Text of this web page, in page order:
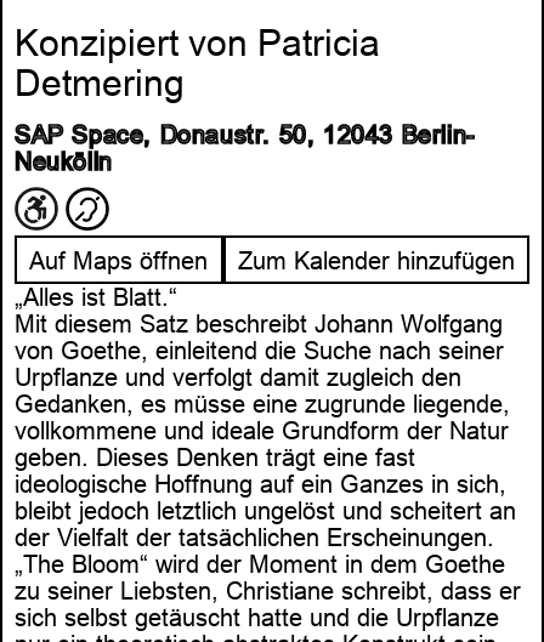
Konzipiert von Patricia
Detmering
SAP Space, Donaustr. 50, 12043 Berlin-
Neukölln
Auf Maps öffnen
Zum Kalender hinzufügen
„Alles ist Blatt.“
Mit diesem Satz beschreibt Johann Wolfgang
von Goethe, einleitend die Suche nach seiner
Urpflanze und verfolgt damit zugleich den
Gedanken, es müsse eine zugrunde liegende,
vollkommene und ideale Grundform der Natur
geben. Dieses Denken trägt eine fast
ideologische Hoffnung auf ein Ganzes in sich,
bleibt jedoch letztlich ungelöst und scheitert an
der Vielfalt der tatsächlichen Erscheinungen.
„The Bloom“ wird der Moment in dem Goethe
zu seiner Liebsten, Christiane schreibt, dass er
sich selbst getäuscht hatte und die Urpflanze